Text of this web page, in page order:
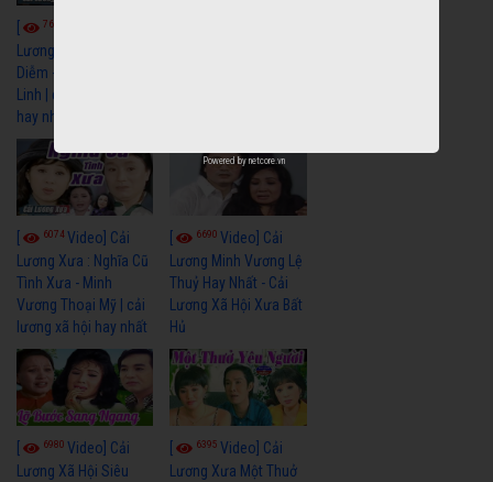
7677
Lương Xưa : Đời Cô
Diễm - Vũ Linh Tài
Linh | cải lương xã hội
hay nhất
6074Video] Cải
Lương Xưa : Nghĩa Cũ
Tình Xưa - Minh
Vương Thoại Mỹ | cải
lương xã hội hay nhất
6690Video] Cải
Lương Minh Vương Lệ
Thuỷ Hay Nhất - Cải
Lương Xã Hội Xưa Bất
Hủ
6980 Video] Cải
Lương Xã Hội Siêu
6395Video] Cải
Lương Xưa Một Thuở
Powered by netcore.vn